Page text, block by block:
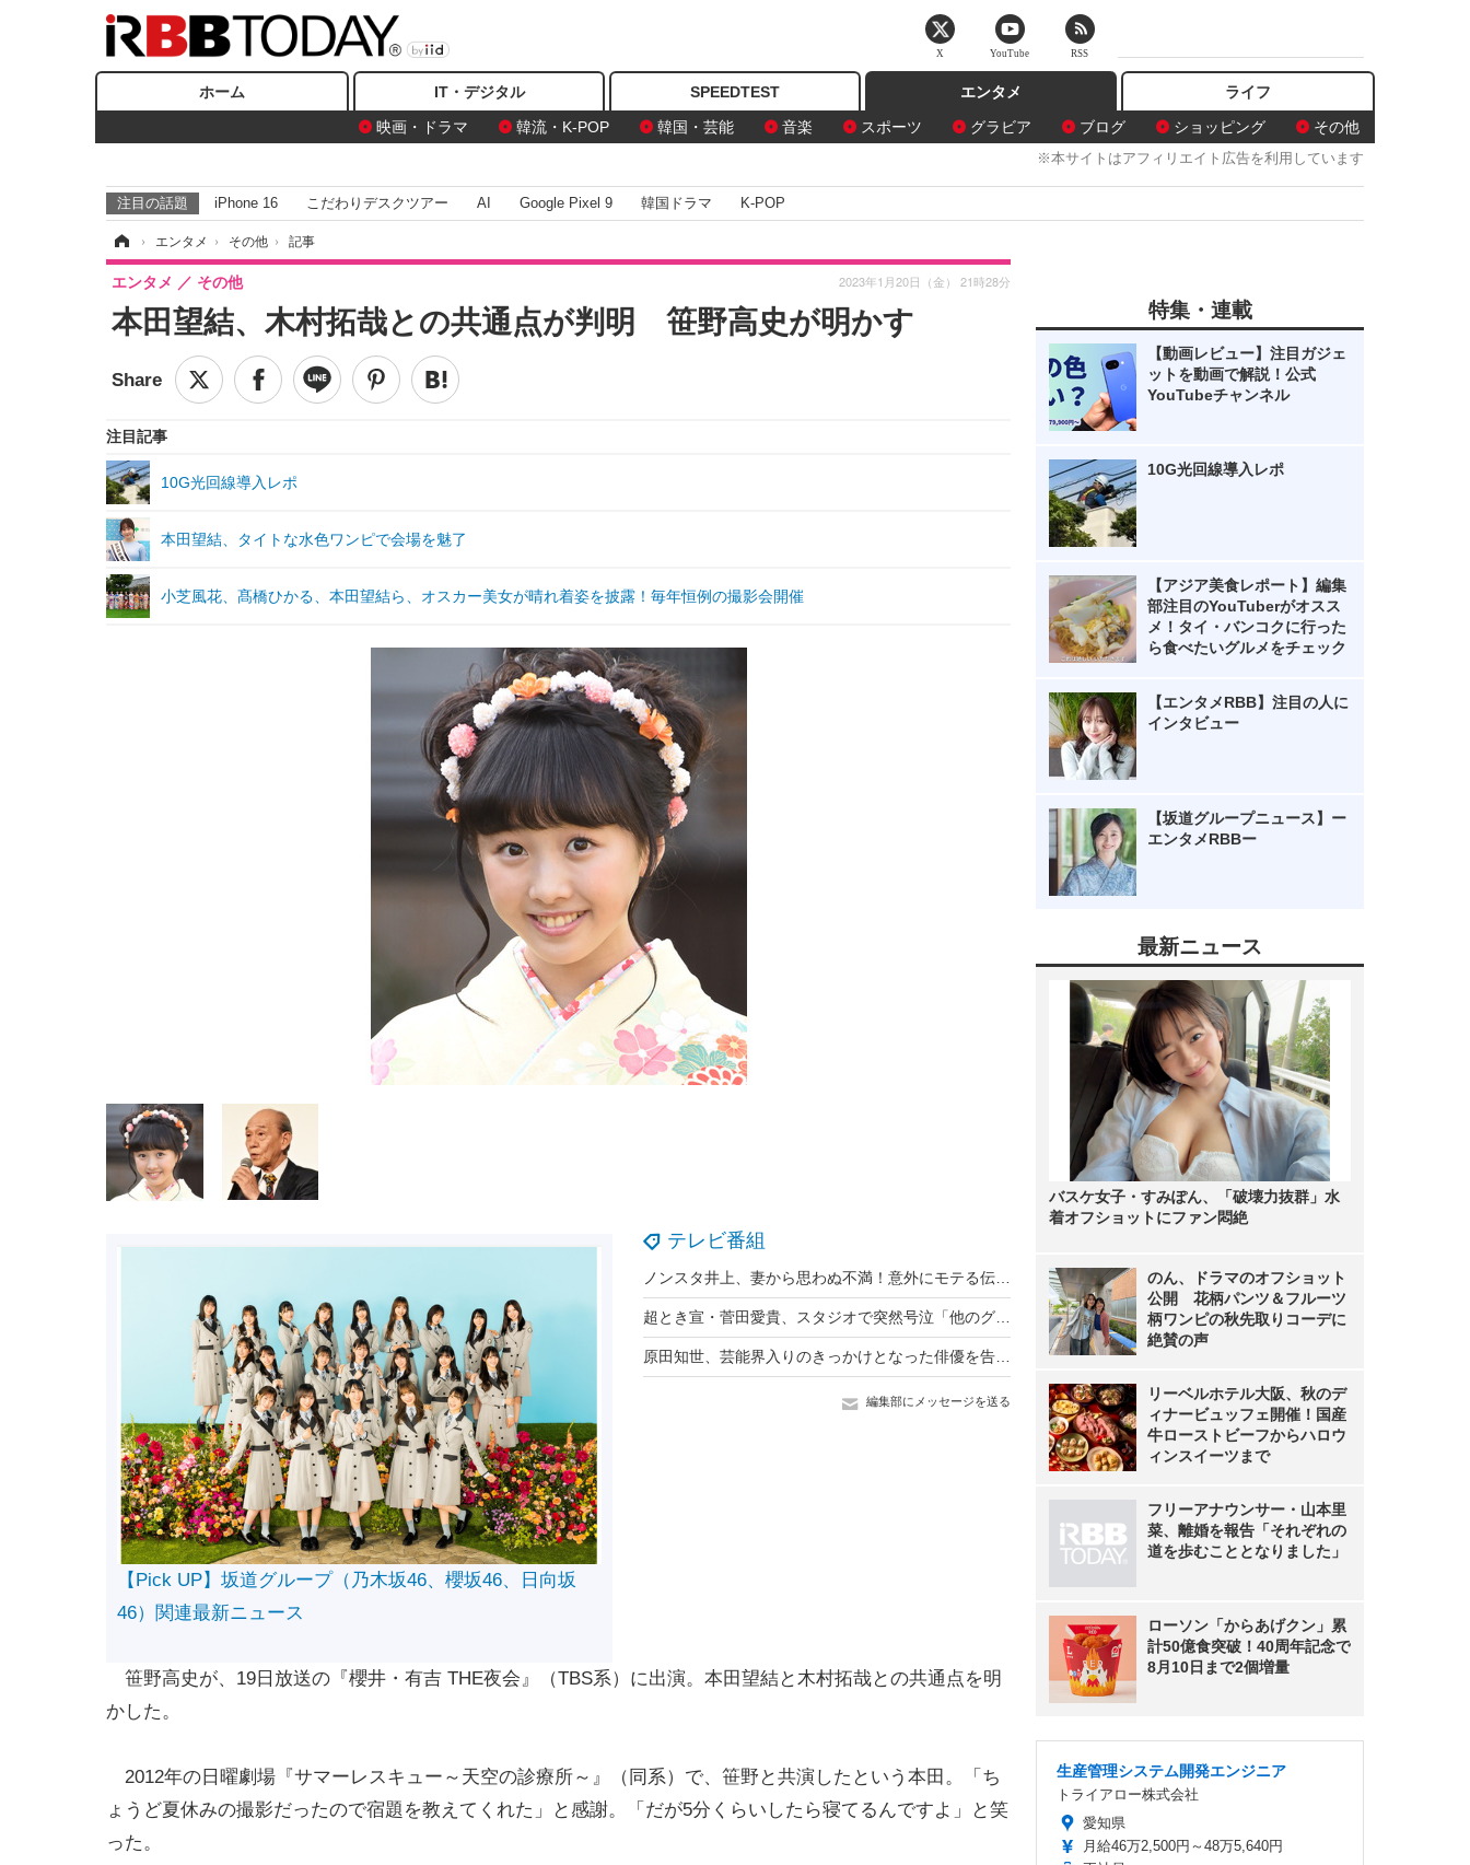
ホーム IT・デジタル SPEEDTEST
エンタメ
映画・ドラマ
韓流・K-POP 韓国・芸能 音楽 スポーツ グラビア ブログ ショッピング その他
ライフ
※本サイトはアフィリエイト広告を利用しています
注目の話題 iPhone 16 こだわりデスクツアー AI Google Pixel 9 韓国ドラマ K-POP
› エンタメ › その他 › 記事
本田望結、木村拓哉との共通点が判明 笹野高史が明かす
エンタメ その他 2023年1月20日（金） 21時28分
注目記事
10G光回線導入レポ
本田望結、タイトな水色ワンピで会場を魅了
小芝風花、髙橋ひかる、本田望結ら、オスカー美女が晴れ着姿を披露！毎年恒例の撮影会開催
テレビ番組
編集部にメッセージを送る
【Pick UP】坂道グループ（乃木坂46、櫻坂46、日向坂
46）関連最新ニュース
笹野高史が、19日放送の『櫻井・有吉 THE夜会』（TBS系）に出演。本田望結と木村拓哉との共通点を明
かした。
2012年の日曜劇場『サマーレスキュー～天空の診療所～』（同系）で、笹野と共演したという本田。「ち
ょうど夏休みの撮影だったので宿題を教えてくれた」と感謝。「だが5分くらいしたら寝てるんですよ」と笑
った。
特集・連載
【動画レビュー】注目ガジェ
ットを動画で解説！公式
YouTubeチャンネル
10G光回線導入レポ
【アジア美食レポート】編集
部注目のYouTuberがオスス
メ！タイ・バンコクに行った
ら食べたいグルメをチェック
【エンタメRBB】注目の人に
インタビュー
【坂道グループニュース】ー
エンタメRBBー
最新ニュース
バスケ女子・すみぽん、「破壊力抜群」水
着オフショットにファン悶絶
のん、ドラマのオフショット
公開 花柄パンツ＆フルーツ
柄ワンピの秋先取りコーデに
絶賛の声
リーベルホテル大阪、秋のデ
ィナービュッフェ開催！国産
牛ローストビーフからハロウ
ィンスイーツまで
フリーアナウンサー・山本里
菜、離婚を報告「それぞれの
道を歩むこととなりました」
ローソン「からあげクン」累
計50億食突破！40周年記念で
8月10日まで2個増量
生産管理システム開発エンジニア
トライアロー株式会社
愛知県
月給46万2,500円～48万5,640円
X YouTube RSS